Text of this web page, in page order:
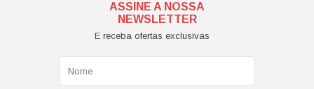
ASSINE A NOSSA
NEWSLETTER
E receba ofertas exclusivas